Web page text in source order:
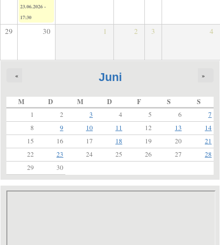
23.06.2026 -
17:30
29 30 1 2 3 4
Juni
« »
M D M D F S S
1 2 3 4 5 6
7
8
9 10 11 12 13
14
15
16 17 18 19 20
21
22
23 24 25 26 27
28
29
30